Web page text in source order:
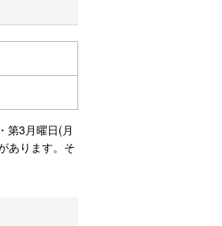
第3月曜日(月
あります。そ